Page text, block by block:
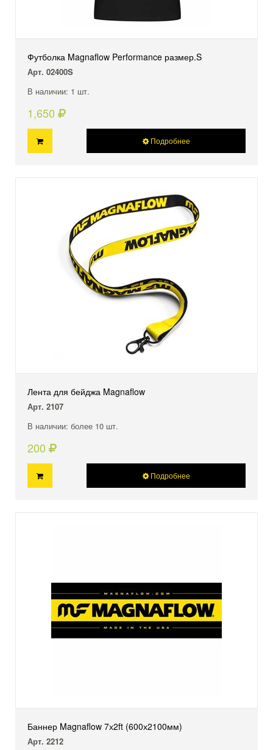
Футболка Magnaflow Performance размер.S
Арт. 02400S
В наличии: 1 шт.
1,650
Подробнее
Лента для бейджа Magnaflow
Арт. 2107
В наличии: более 10 шт.
200
Подробнее
Баннер Magnaflow 7х2ft (600х2100мм)
Арт. 2212